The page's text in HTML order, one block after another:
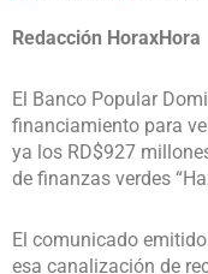
Redacción HoraxHora
El Banco Popular
financiamiento para
ya los RD$927
de finanzas verdes
El comunicado
esa canalización de